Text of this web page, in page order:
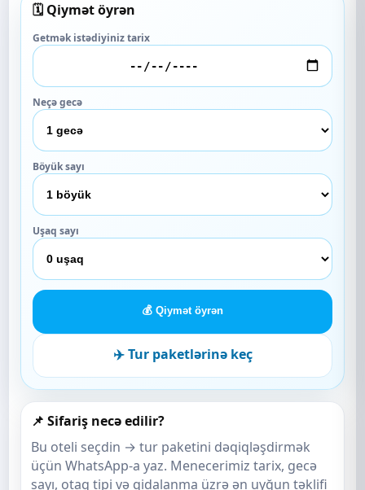
🗓️ Qiymət öyrən
Getmək istədiyiniz tarix
Neçə gecə
Böyük sayı
Uşaq sayı
💰 Qiymət öyrən
✈️ Tur paketlərinə keç
📌 Sifariş necə edilir?
Bu oteli seçdin → tur paketini dəqiqləşdirmək
üçün WhatsApp-a yaz. Menecerimiz tarix, gecə
sayı, otaq tipi və qidalanma üzrə ən uyğun təklifi